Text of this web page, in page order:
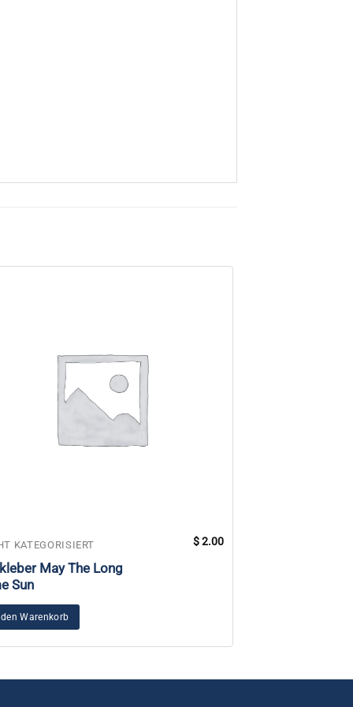
KATEGORISIERT
May The Long
Sun
$2.00
den Warenkorb